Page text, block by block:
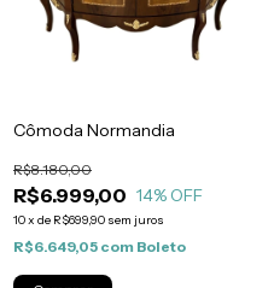
Cômoda Normandia
R$6.999,00
R$8.180,00
14% OFF
10x de R$699,90 sem juros
R$6.649,05 com Boleto